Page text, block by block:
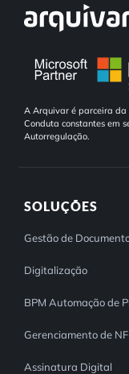
A Arquivar é parceira da
Conduta constantes em
Autorregulação.
SOLUÇÕES
Gestão de
Digitalização
BPM Automação de
Gerenciamento de
Assinatura Digital